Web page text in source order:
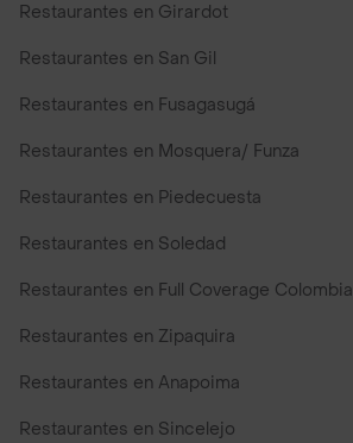
Restaurantes en Girardot
Restaurantes en San Gil
Restaurantes en Fusagasugá
Restaurantes en Mosquera/ Funza
Restaurantes en Piedecuesta
Restaurantes en Soledad
Restaurantes en Full Coverage Colombia
Restaurantes en Zipaquira
Restaurantes en Anapoima
Restaurantes en Sincelejo